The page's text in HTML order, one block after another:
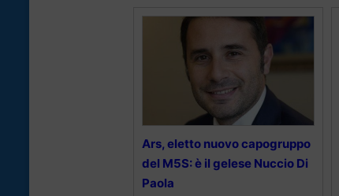
Ars, eletto nuovo capogruppo
del M5S: è il gelese Nuccio Di
Paola